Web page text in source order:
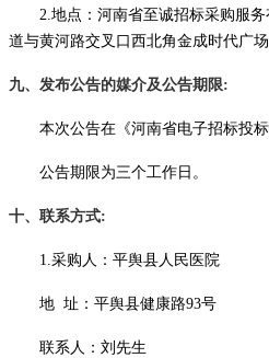
2.地点：河南省至诚招标采购服
道与黄河路交叉口西北角金成时代广场
九、发布公告的媒介及公告期限:
本次公告在《河南省电子招标投
公告期限为三个工作日。
十、联系方式:
1.采购人：平舆县人民医院
地 址：平舆县健康路93号
联系人：刘先生